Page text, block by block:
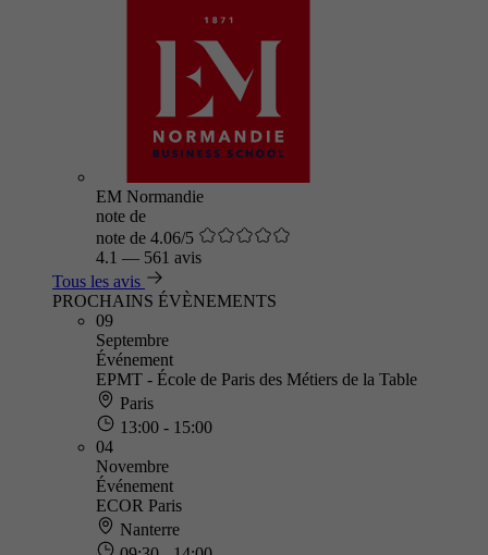
EM Normandie
note de
note de 4.06/5
4.1 — 561 avis
Tous les avis
PROCHAINS ÉVÈNEMENTS
09
Septembre
Événement
EPMT - École de Paris des Métiers de la Table
Paris
13:00 - 15:00
04
Novembre
Événement
ECOR Paris
Nanterre